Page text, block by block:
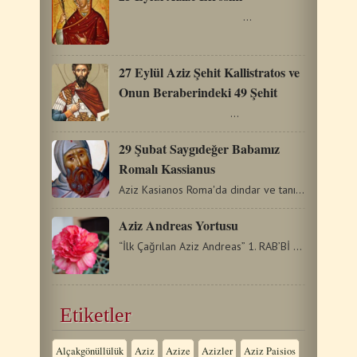
…
27 Eylül Aziz Şehit Kallistratos ve
Onun Beraberindeki 49 Şehit
…
29 Şubat Saygıdeğer Babamız
Romalı Kassianus
Aziz Kasianos Roma'da dindar ve tanınmış bir ailede doğdu.…
Aziz Andreas Yortusu
“İlk Çağrılan Aziz Andreas” 1. RAB’Bİ ARIYOR MUYUZ?…
Etiketler
Alçakgönüllülük Aziz Azize Azizler Aziz Paisios